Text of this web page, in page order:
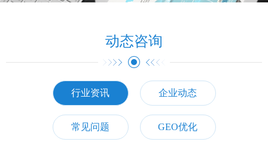
案例展示
动态资讯
企业介绍
动态咨询
行业资讯 企业动态
常见问题 GEO优化